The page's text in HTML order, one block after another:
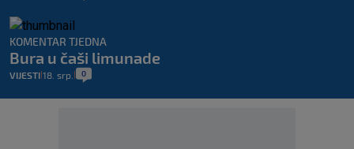
KOMENTAR TJEDNA
Bura u čaši limunade
VIJESTI 18. srp. 0